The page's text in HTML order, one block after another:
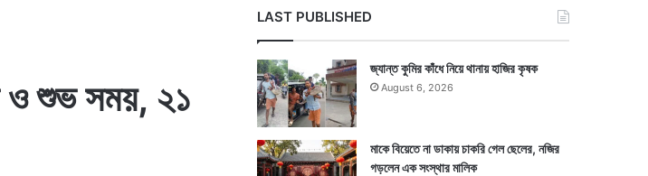
ও শুভ সময়, ২১
LAST PUBLISHED
জ্যান্ত কুমির কাঁধে নিয়ে থানায় হাজির কৃষক
August 6, 2026
মাকে বিয়েতে না ডাকায় চাকরি গেল ছেলের, নজির
গড়লেন এক সংস্থার মালিক